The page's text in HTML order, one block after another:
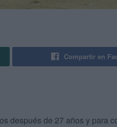
Compartir en
después de 27 años y para